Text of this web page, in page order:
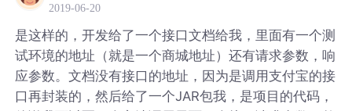
2019-06-20
是这样的，开发给了一个接口文档给我，里面有一个测
试环境的地址（就是一个商城地址）还有请求参数，响
应参数。文档没有接口的地址，因为是调用支付宝的接
口再封装的，然后给了一个JAR包我，是项目的代码，